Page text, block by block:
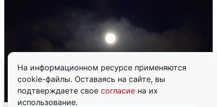
На информационном ресурсе применяются
cookie-файлы. Оставаясь на сайте, вы
подтверждаете свое согласие на их
использование.